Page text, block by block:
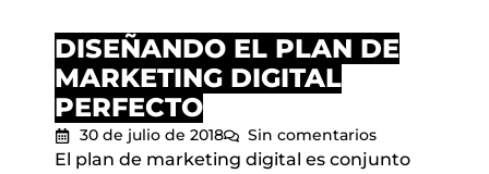
DISEÑANDO EL PLAN DE
MARKETING DIGITAL
PERFECTO
30 de julio de 2018 Sin comentarios
El plan de marketing digital es conjunto